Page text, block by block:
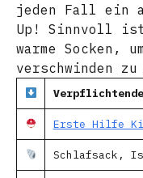
jeden Fall ein
Up! Sinnvoll ist
warme Socken,
verschwinden zu
Erste Hilfe
Schlafsack,